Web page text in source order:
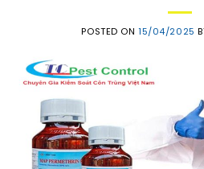
POSTED ON15/04/2025